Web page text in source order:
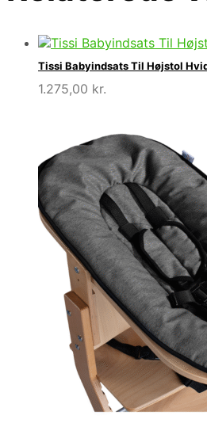
Tissi Babyindsats Til Højstol
1.275,00 kr.